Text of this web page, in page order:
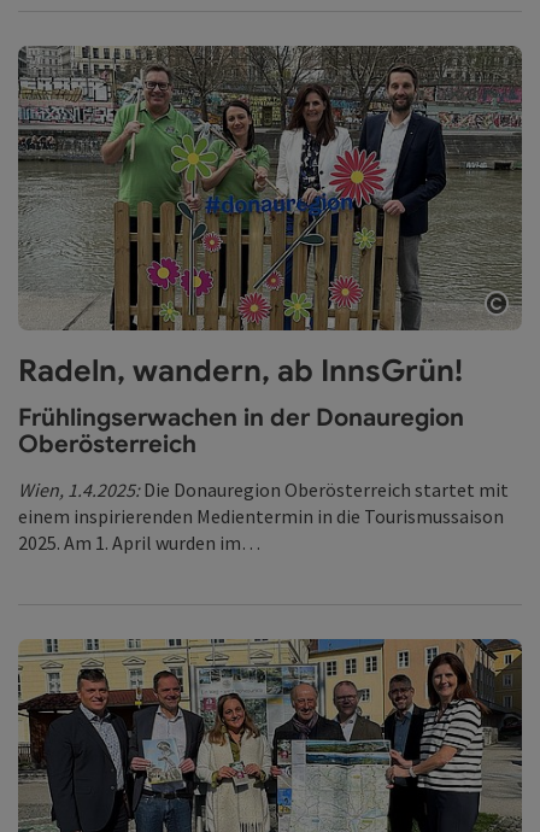
Radeln, wandern, ab InnsGrün!
Frühlingserwachen in der Donauregion
Oberösterreich
Wien, 1.4.2025:Die Donauregion Oberösterreich startet mit
einem inspirierenden Medientermin in die Tourismussaison
2025. Am 1. April wurden im…